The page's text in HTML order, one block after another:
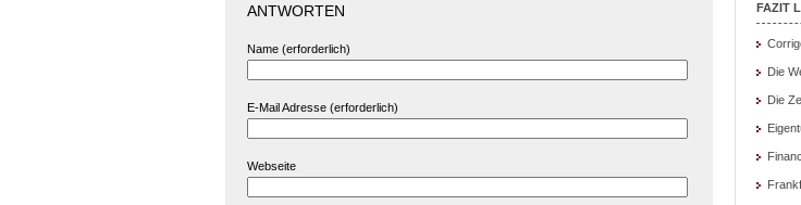
ANTWORTEN
Name (erforderlich)
E-Mail Adresse (erforderlich)
Webseite
FAZIT
Die
Die